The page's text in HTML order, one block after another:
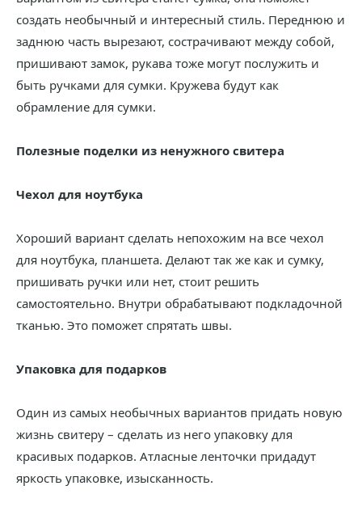
создать необычный и интересный стиль. Переднюю и
заднюю часть вырезают, сострачивают между собой,
пришивают замок, рукава тоже могут послужить и
быть ручками для сумки. Кружева будут как
обрамление для сумки.
Полезные поделки из ненужного свитера
Чехол для ноутбука
Хороший вариант сделать непохожим на все чехол
для ноутбука, планшета. Делают так же как и сумку,
пришивать ручки или нет, стоит решить
самостоятельно. Внутри обрабатывают подкладочной
тканью. Это поможет спрятать швы.
Упаковка для подарков
Один из самых необычных вариантов придать новую
жизнь свитеру – сделать из него упаковку для
красивых подарков. Атласные ленточки придадут
яркость упаковке, изысканность.